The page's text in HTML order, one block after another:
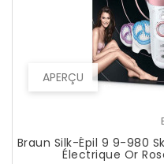
APERÇU
Braun Silk-Épil 9 9-980
Électrique Or